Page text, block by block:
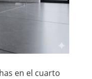
en el cuarto